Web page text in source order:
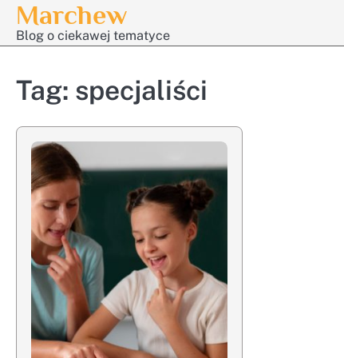
Skip
content
Marchew
Blog o ciekawej tematyce
Tag: specjaliści